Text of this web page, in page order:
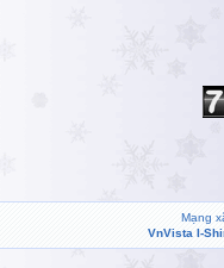
Mạng
VnVista I-